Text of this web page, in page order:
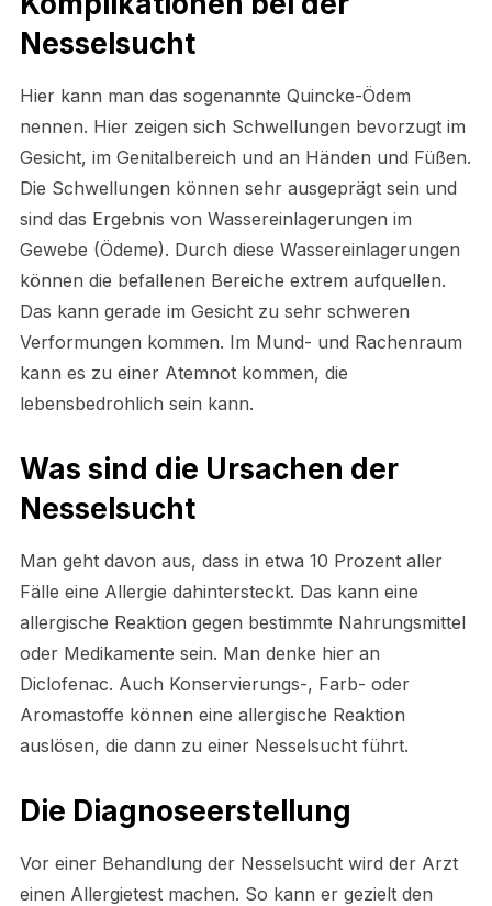
Nesselsucht
Hier kann man das sogenannte Quincke-Ödem
nennen. Hier zeigen sich Schwellungen bevorzugt im
Gesicht, im Genitalbereich und an Händen und Füßen.
Die Schwellungen können sehr ausgeprägt sein und
sind das Ergebnis von Wassereinlagerungen im
Gewebe (Ödeme). Durch diese Wassereinlagerungen
können die befallenen Bereiche extrem aufquellen.
Das kann gerade im Gesicht zu sehr schweren
Verformungen kommen. Im Mund- und Rachenraum
kann es zu einer Atemnot kommen, die
lebensbedrohlich sein kann.
Was sind die Ursachen der
Nesselsucht
Man geht davon aus, dass in etwa 10 Prozent aller
Fälle eine Allergie dahintersteckt. Das kann eine
allergische Reaktion gegen bestimmte Nahrungsmittel
oder Medikamente sein. Man denke hier an
Diclofenac. Auch Konservierungs-, Farb- oder
Aromastoffe können eine allergische Reaktion
auslösen, die dann zu einer Nesselsucht führt.
Die Diagnoseerstellung
Vor einer Behandlung der Nesselsucht wird der Arzt
einen Allergietest machen. So kann er gezielt den